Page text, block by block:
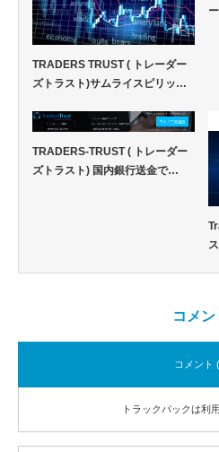
TRADERS TRUST ( トレーダー
ズトラスト)サムライスピリッ…
TRADERS-TRUST ( トレーダー
ズトラスト) 国内銀行送金で…
コメン
コメント
トラックバックは利